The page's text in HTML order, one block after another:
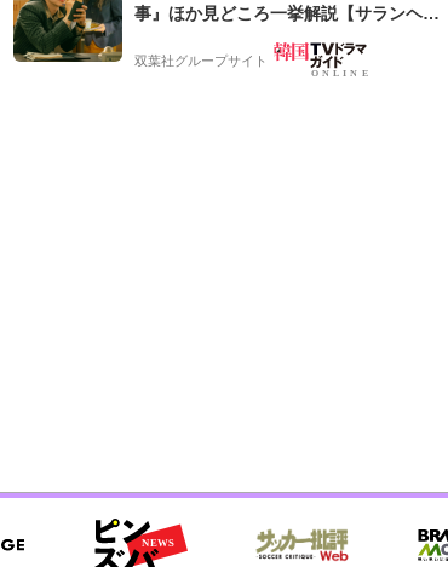
事』ほか見どころ一挙解説【サランヘジ
双葉社グループサイト